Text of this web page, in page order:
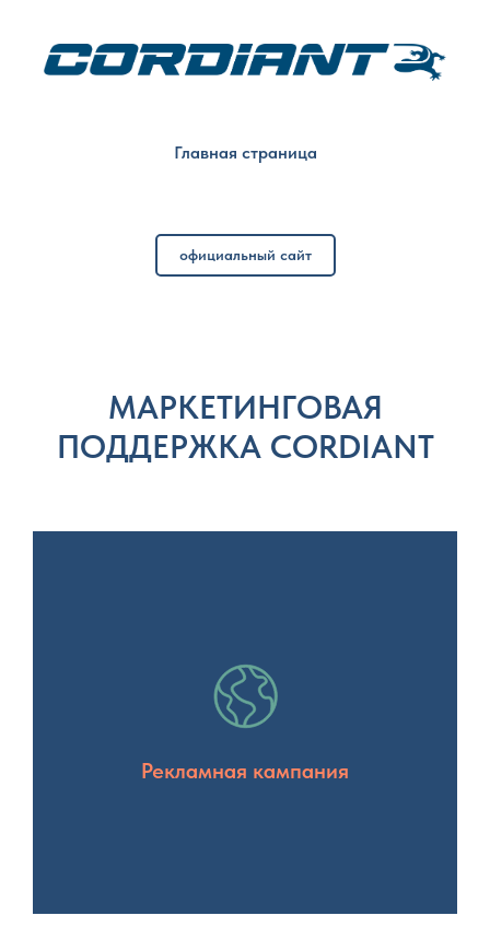
Главная страница
официальный сайт
МАРКЕТИНГОВАЯ
ПОДДЕРЖКА CORDIANT
Рекламная кампания